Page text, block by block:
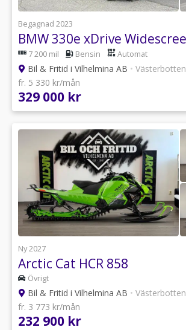
Begagnad 2023
7 200 mil Bensin Automat
Bil & Fritid i Vilhelmina AB • Västerbotten
fr. 5 330 kr/mån
329 000 kr
Ny 2027
Arctic Cat HCR 858
Övrigt
Bil & Fritid i Vilhelmina AB • Västerbotten
fr. 3 773 kr/mån
232 900 kr